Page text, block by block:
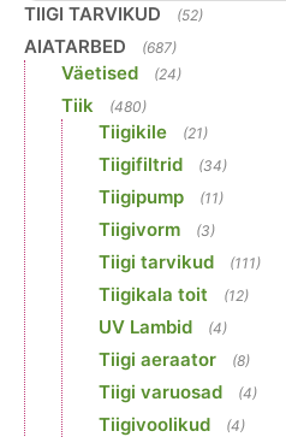
TIIGI TARVIKUD (52)
AIATARBED (687)
Väetised (24)
Tiik (480)
Tiigikile (21)
Tiigifiltrid (34)
Tiigipump (11)
Tiigivorm (3)
Tiigi tarvikud (111)
Tiigikala toit (12)
UV Lambid (4)
Tiigi aeraator (8)
Tiigi varuosad (4)
Tiigivoolikud (4)